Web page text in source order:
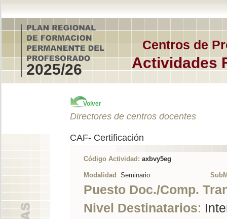
Centros de
Actividades
2025/26
Volver
Directores de centros docentes
CAF- Certificación
Código Actividad: axbvy5eg
Modalidad : Seminario
Puesto Doc./Comp.
Nivel Destinatarios: